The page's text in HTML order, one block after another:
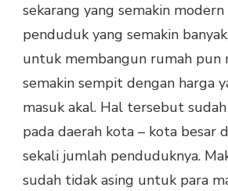
sekarang yang semakin
penduduk yang semakin
untuk membangun rumah pun
semakin sempit dengan harga
masuk akal. Hal tersebut
pada daerah kota – kota besar
sekali jumlah penduduknya.
sudah tidak asing untuk para